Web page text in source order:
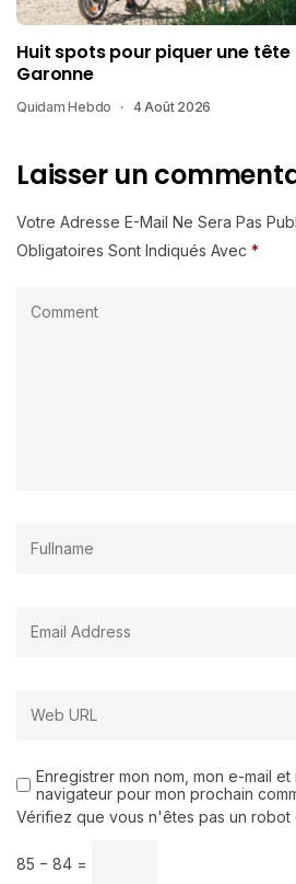
Huit spots pour piquer une
Garonne
Quidam Hebdo 4 Août 2026
Laisser un
Votre Adresse E-Mail Ne Sera Pas
Obligatoires Sont Indiqués Avec *
Enregistrer mon nom, mon e-mail et
navigateur pour mon prochain
Vérifiez que vous n'êtes pas un robot
85 − 84 =